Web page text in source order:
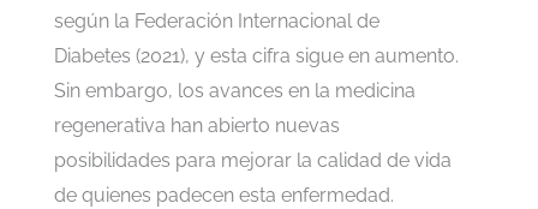
según la Federación Internacional de
Diabetes (2021), y esta cifra sigue en aumento.
Sin embargo, los avances en la medicina
regenerativa han abierto nuevas
posibilidades para mejorar la calidad de vida
de quienes padecen esta enfermedad.